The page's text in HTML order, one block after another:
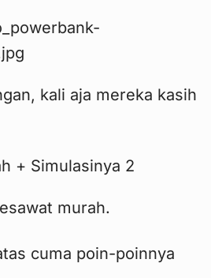
kali aja mereka kasih
murah.
cuma poin-poinnya